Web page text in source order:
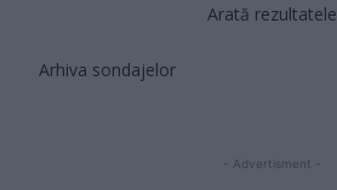
Arată rezultatele
Arhiva sondajelor
- Advertisment -